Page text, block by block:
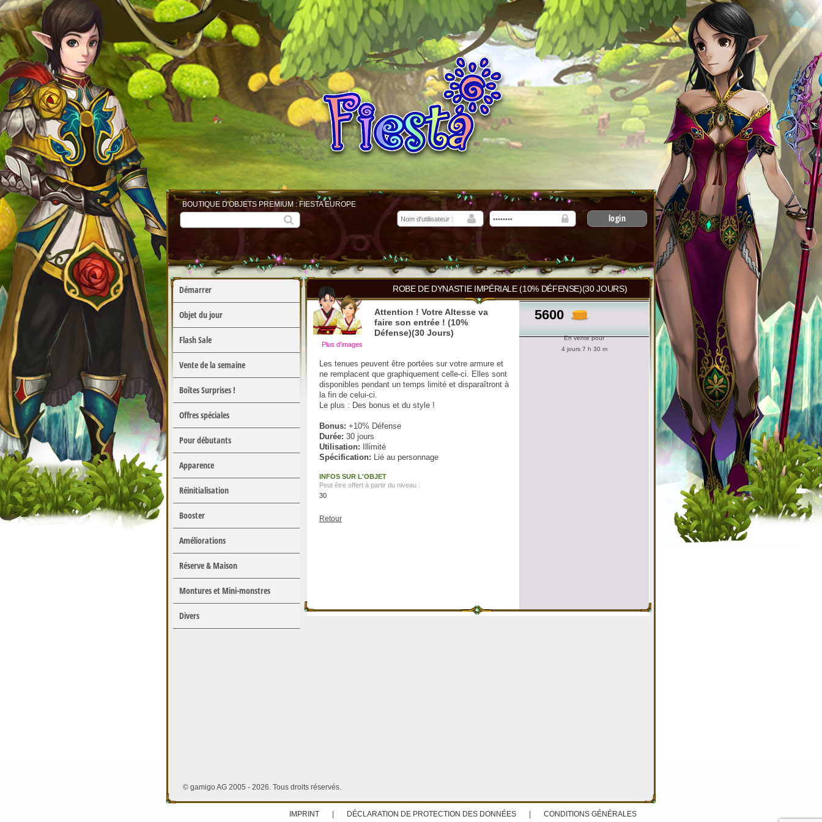
BOUTIQUE D'OBJETS PREMIUM : FIESTA EUROPE
login
Démarrer
Objet du jour
Flash Sale
Vente de la semaine
Boîtes Surprises !
Offres spéciales
Pour débutants
Apparence
Réinitialisation
Booster
Améliorations
Réserve & Maison
Montures et Mini-monstres
Divers
ROBE DE DYNASTIE IMPÉRIALE (10% DÉFENSE)(30 JOURS)
5600
En vente pour
4 jours 7 h 30 m
Plus d'images
Attention ! Votre Altesse va
faire son entrée ! (10%
Défense)(30 Jours)
Les tenues peuvent être portées sur votre armure et
ne remplacent que graphiquement celle-ci. Elles sont
disponibles pendant un temps limité et disparaîtront à
la fin de celui-ci.
Le plus : Des bonus et du style !
Bonus: +10% Défense
Durée: 30 jours
Utilisation: Illimité
Spécification: Lié au personnage
INFOS SUR L'OBJET
Peut être offert à partir du niveau :
30
Retour
© gamigo AG 2005 - 2026. Tous droits réservés.
IMPRINT DÉCLARATION DE PROTECTION DES DONNÉES CONDITIONS GÉNÉRALES